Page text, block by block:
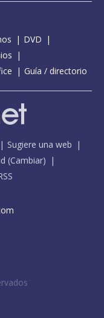
DVD
Guía / directorio
Sugiere una web
(Cambiar)